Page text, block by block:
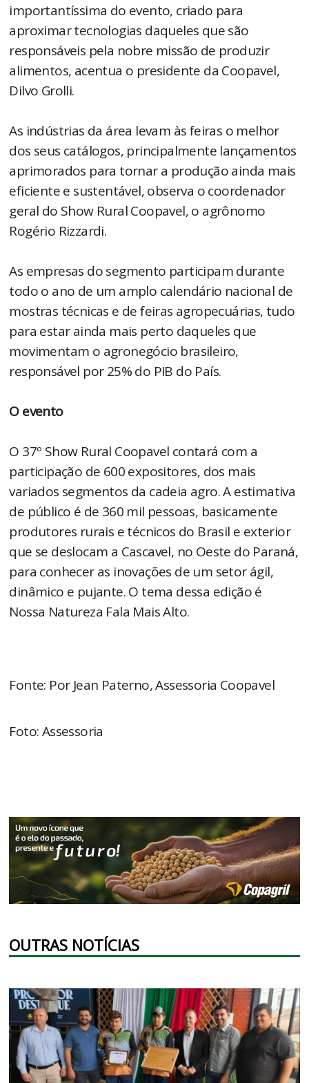
importantíssima do evento, criado para
aproximar tecnologias daqueles que são
responsáveis pela nobre missão de produzir
alimentos, acentua o presidente da Coopavel,
Dilvo Grolli.
As indústrias da área levam às feiras o melhor
dos seus catálogos, principalmente lançamentos
aprimorados para tornar a produção ainda mais
eficiente e sustentável, observa o coordenador
geral do Show Rural Coopavel, o agrônomo
Rogério Rizzardi.
As empresas do segmento participam durante
todo o ano de um amplo calendário nacional de
mostras técnicas e de feiras agropecuárias, tudo
para estar ainda mais perto daqueles que
movimentam o agronegócio brasileiro,
responsável por 25% do PIB do País.
O evento
O 37º Show Rural Coopavel contará com a
participação de 600 expositores, dos mais
variados segmentos da cadeia agro. A estimativa
de público é de 360 mil pessoas, basicamente
produtores rurais e técnicos do Brasil e exterior
que se deslocam a Cascavel, no Oeste do Paraná,
para conhecer as inovações de um setor ágil,
dinâmico e pujante. O tema dessa edição é
Nossa Natureza Fala Mais Alto.
Fonte: Por Jean Paterno, Assessoria Coopavel
Foto: Assessoria
OUTRAS NOTÍCIAS